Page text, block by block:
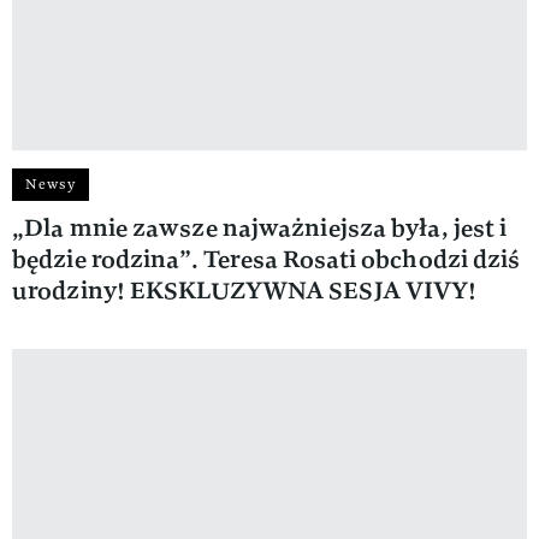
Newsy
„Dla mnie zawsze najważniejsza była, jest i
będzie rodzina”. Teresa Rosati obchodzi dziś
urodziny! EKSKLUZYWNA SESJA VIVY!